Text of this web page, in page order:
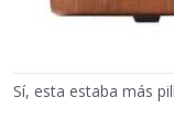
Sí, esta estaba más